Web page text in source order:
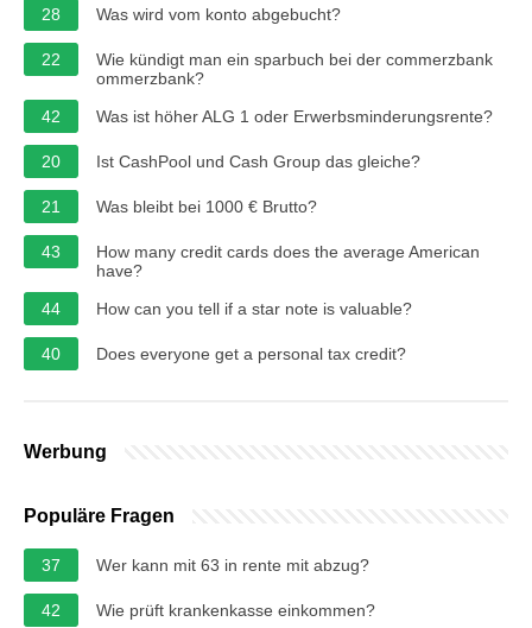
28 Was wird vom konto abgebucht?
22
Wie kündigt man ein sparbuch bei der commerzbank
ommerzbank?
42
Was ist höher ALG 1 oder Erwerbsminderungsrente?
20 Ist CashPool und Cash Group das gleiche?
21 Was bleibt bei 1000 € Brutto?
43
How many credit cards does the average American
have?
44
How can you tell if a star note is valuable?
40 Does everyone get a personal tax credit?
Werbung
Populäre Fragen
37 Wer kann mit 63 in rente mit abzug?
42 Wie prüft krankenkasse einkommen?